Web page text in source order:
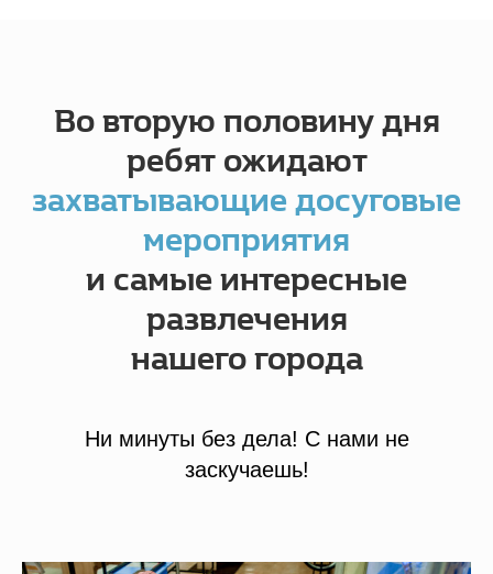
Во вторую половину дня
ребят ожидают
захватывающие досуговые
мероприятия
и самые интересные
развлечения
нашего города
Ни минуты без дела! С нами не
заскучаешь!